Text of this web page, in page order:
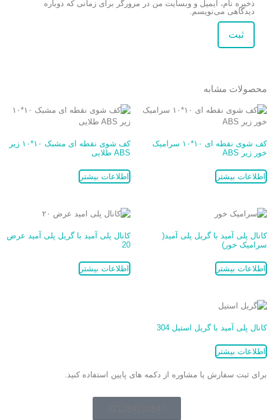
ذخیره نام، ایمیل و وبسایت من در مرورگر برای زمانی که دوباره
دیدگاهی می‌نویسم.
محصولات مشابه
کف شوی نقطه ای ۱۰*۱۰ سرامیک
خور زیر ABS
اطلاعات بیشتر
کف شوی نقطه ای مشبک ۱۰*۱۰ زیر
ABS طلایی
اطلاعات بیشتر
کانال پلی آمید با گریل پلی آمید(
سرامیک خور)
اطلاعات بیشتر
کانال پلی آمید با گریل پلی آمید عرض
20
اطلاعات بیشتر
کانال پلی آمید با گریل استیل 304
اطلاعات بیشتر
برای ثبت سفارش یا مشاوره از دکمه های پایین استفاده کنید.